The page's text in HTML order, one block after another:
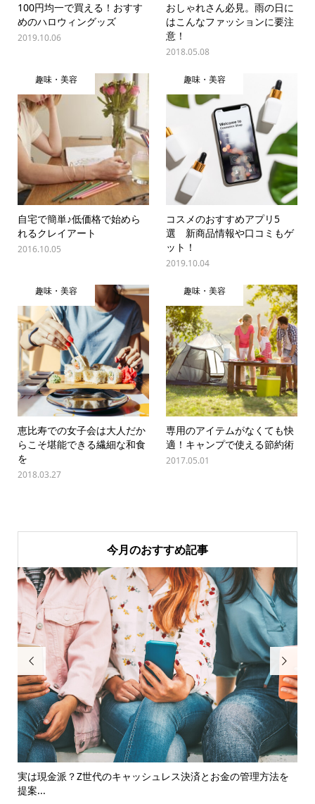
100円均一で買える！おすす
めのハロウィングッズ
2019.10.06
おしゃれさん必見。雨の日に
はこんなファッションに要注
意！
2018.05.08
趣味・美容
自宅で簡単♪低価格で始めら
れるクレイアート
2016.10.05
趣味・美容
コスメのおすすめアプリ5
選 新商品情報や口コミもゲ
ット！
2019.10.04
趣味・美容
恵比寿での女子会は大人だか
らこそ堪能できる繊細な和食
を
2018.03.27
趣味・美容
専用のアイテムがなくても快
適！キャンプで使える節約術
2017.05.01
今月のおすすめ記事

実は現金派？Z世代のキャッシュレス決済とお金の管理方法を
提案...
